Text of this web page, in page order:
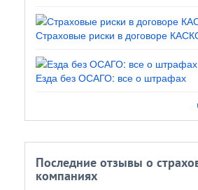
Страховые риски в договоре
Езда без ОСАГО: все о штрафах
Последние отзывы о
компаниях